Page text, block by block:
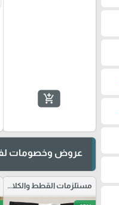
add_shopping_cart
عروض وخصومات
مستلزمات القطط والكلاب